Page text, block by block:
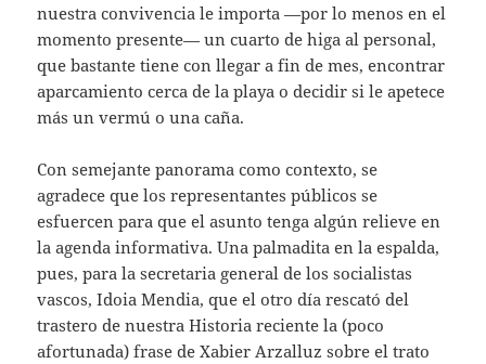
nuestra convivencia le importa —por lo menos en el
momento presente— un cuarto de higa al personal,
que bastante tiene con llegar a fin de mes, encontrar
aparcamiento cerca de la playa o decidir si le apetece
más un vermú o una caña.
Con semejante panorama como contexto, se
agradece que los representantes públicos se
esfuercen para que el asunto tenga algún relieve en
la agenda informativa. Una palmadita en la espalda,
pues, para la secretaria general de los socialistas
vascos, Idoia Mendia, que el otro día rescató del
trastero de nuestra Historia reciente la (poco
afortunada) frase de Xabier Arzalluz sobre el trato